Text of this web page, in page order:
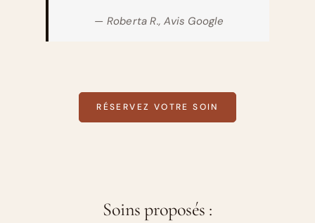
— Roberta R., Avis Google
RÉSERVEZ VOTRE SOIN
Soins proposés :